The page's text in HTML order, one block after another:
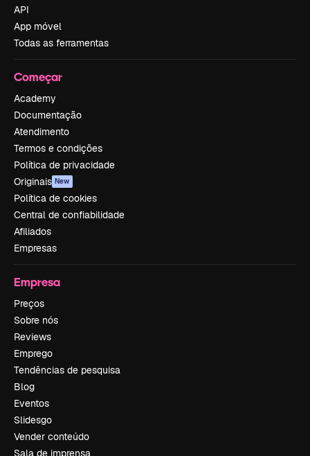
API
App móvel
Todas as ferramentas
Começar
Academy
Documentação
Atendimento
Termos e condições
Política de privacidade
Originais New
Política de cookies
Central de confiabilidade
Afiliados
Empresas
Empresa
Preços
Sobre nós
Reviews
Emprego
Tendências de pesquisa
Blog
Eventos
Slidesgo
Vender conteúdo
Sala de imprensa